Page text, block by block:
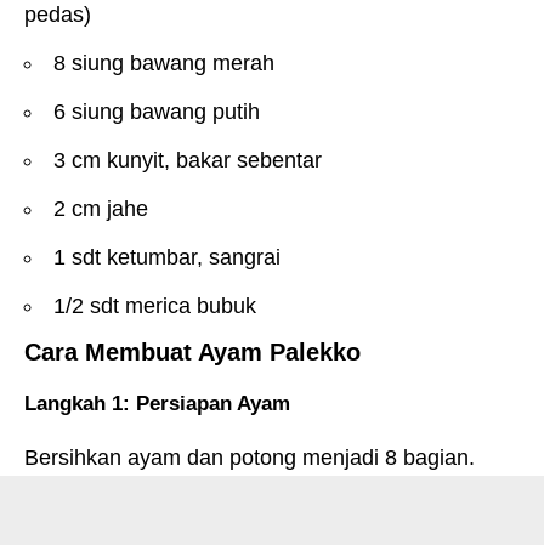
pedas)
8 siung bawang merah
6 siung bawang putih
3 cm kunyit, bakar sebentar
2 cm jahe
1 sdt ketumbar, sangrai
1/2 sdt merica bubuk
Cara Membuat Ayam Palekko
Langkah 1: Persiapan Ayam
Bersihkan ayam dan potong menjadi 8 bagian.